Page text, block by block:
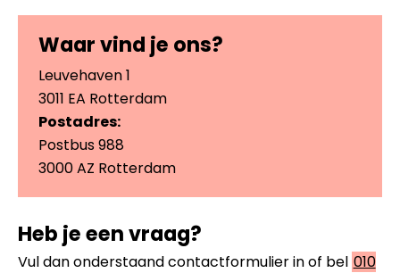
Waar vind je ons?
Leuvehaven 1
3011 EA Rotterdam
Postadres:
Postbus 988
3000 AZ Rotterdam
Heb je een vraag?
Vul dan onderstaand contactformulier in of bel 010